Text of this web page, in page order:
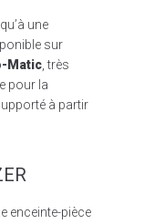
une
sur
Matic , très
pour la
à partir
enceinte-pièce